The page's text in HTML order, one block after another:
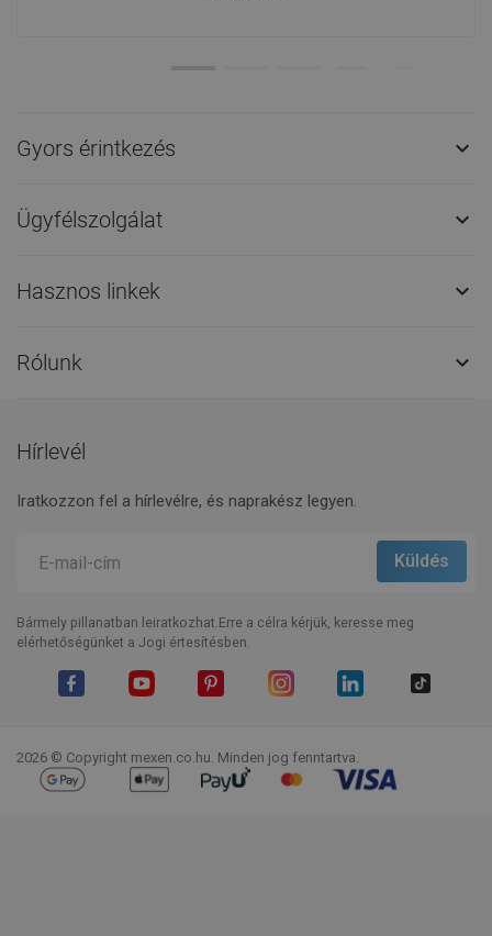
Gyors érintkezés 
Ügyfélszolgálat 
Hasznos linkek 
Rólunk 
Hírlevél
Iratkozzon fel a hírlevélre, és naprakész legyen.
Bármely pillanatban leiratkozhat.Erre a célra kérjük, keresse meg
elérhetőségünket a Jogi értesítésben.
2026 © Copyright mexen.co.hu. Minden jog fenntartva.